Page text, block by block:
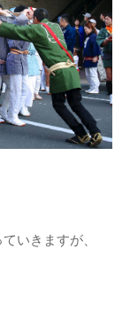
いきますが、